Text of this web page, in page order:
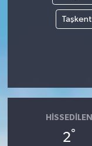
Taşkent
HISSEDILEN
2°